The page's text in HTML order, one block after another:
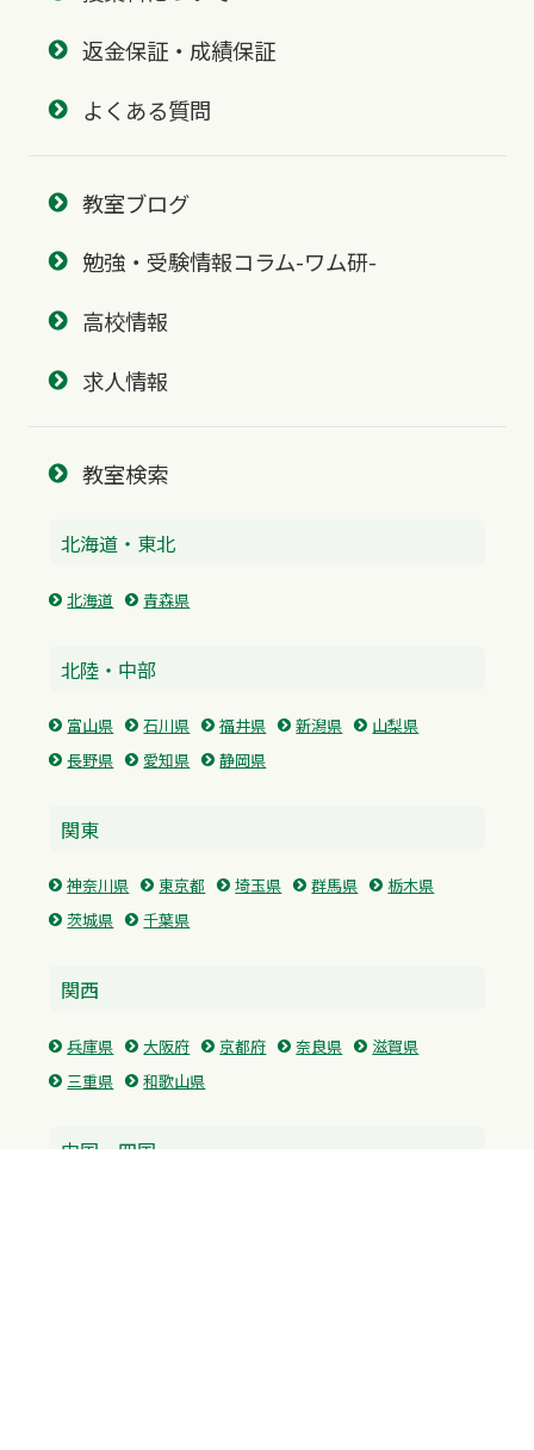
返金保証・成績保証
よくある質問
教室ブログ
勉強・受験情報コラム-ワム研-
高校情報
求人情報
教室検索
北海道・東北
北海道 青森県
北陸・中部
富山県 石川県 福井県 新潟県
山梨県
長野県
愛知県 静岡県
関東
神奈川県 東京都 埼玉県 群馬県
栃木県
茨城県
千葉県
関西
兵庫県 大阪府 京都府 奈良県
滋賀県
三重県
和歌山県
中国・四国